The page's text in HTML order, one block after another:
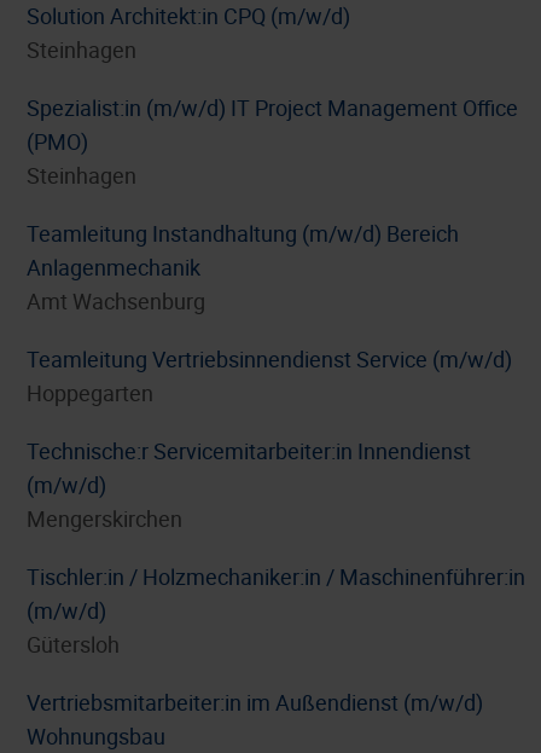
Solution Architekt:in CPQ (m/w/d)
Steinhagen
Spezialist:in (m/w/d) IT Project Management Office
(PMO)
Steinhagen
Teamleitung Instandhaltung (m/w/d) Bereich
Anlagenmechanik
Amt Wachsenburg
Teamleitung Vertriebsinnendienst Service (m/w/d)
Hoppegarten
Technische:r Servicemitarbeiter:in Innendienst
(m/w/d)
Mengerskirchen
Tischler:in / Holzmechaniker:in / Maschinenführer:in
(m/w/d)
Gütersloh
Vertriebsmitarbeiter:in im Außendienst (m/w/d)
Wohnungsbau